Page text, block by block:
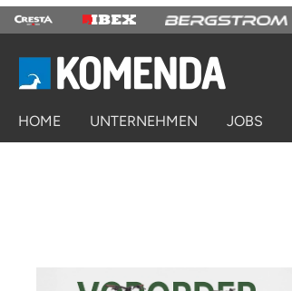
Zur Hauptnavigation springen
HOME UNTERNEHMEN JOBS